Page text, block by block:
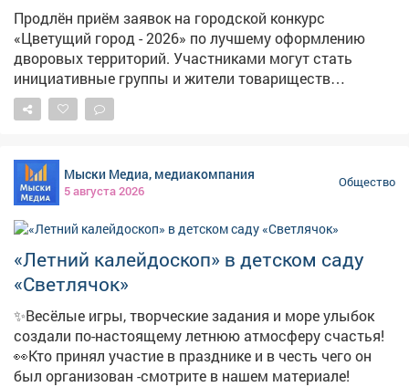
Продлён приём заявок на городской конкурс
«Цветущий город - 2026» по лучшему оформлению
дворовых территорий. Участниками могут стать
инициативные группы и жители товариществ
собственников жилья и многоквартирных домов.
Номинации следующие: 🌼 «Лучшая клумба-цветник»
🌻 «Цветущий балкон» 🌹 «Цветочный кадр»
(фотоконкурс) 🪻 «Управляю, цветами украшаю» 💐
«Ботанический бунт» 🪷 «Мой цветущий дом» Заявки
на участие принимаются в печатном или электронном
виде: - г.Междуреченск, пр.Строителей, 20а, кабинет
420 - эл. адрес: replan@mrech.ru 📞 Телефон для
справок: 2-82-77. Положение о конкурсе размещено на
https://mrech.ru/media/texteditor/2026/06/26/20260626-
1162.pdf
Мыски Медиа, медиакомпания
5 августа 2026
Общество
«Летний калейдоскоп» в детском саду
«Светлячок»
✨Весёлые игры, творческие задания и море улыбок
создали по-настоящему летнюю атмосферу счастья!
👀Кто принял участие в празднике и в честь чего он
был организован -смотрите в нашем материале!